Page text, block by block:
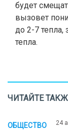
будет
вызовет
до 2-7 тепла,
тепла.
ЧИТАЙТЕ
ОБЩЕСТВО 24